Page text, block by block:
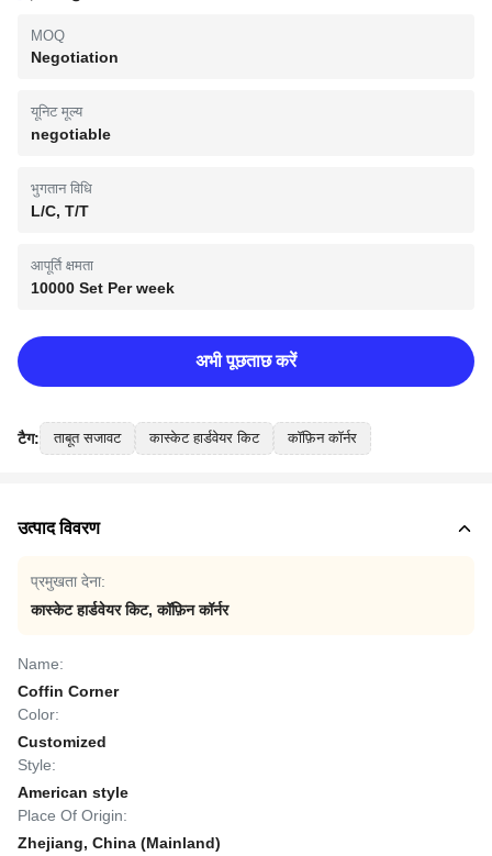
MOQ
Negotiation
यूनिट मूल्य
negotiable
भुगतान विधि
L/C, T/T
आपूर्ति क्षमता
10000 Set Per week
अभी पूछताछ करें
टैग: ताबूत सजावट कास्केट हार्डवेयर किट कॉफ़िन कॉर्नर
उत्पाद विवरण
प्रमुखता देना:
कास्केट हार्डवेयर किट,कॉफ़िन कॉर्नर
Name:
Coffin Corner
Color:
Customized
Style:
American style
Place Of Origin:
Zhejiang, China (Mainland)